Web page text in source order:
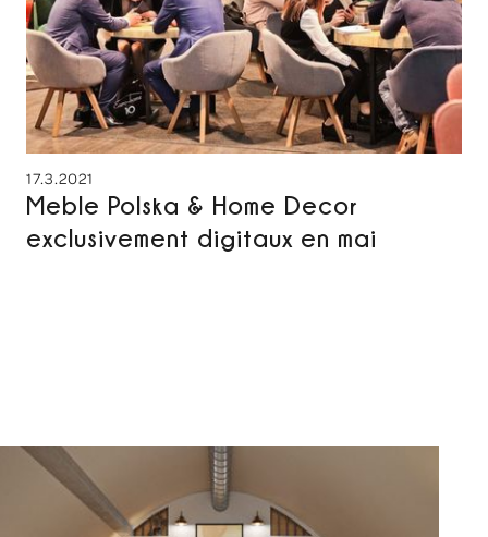
17.3.2021
Meble Polska & Home Decor
exclusivement digitaux en mai